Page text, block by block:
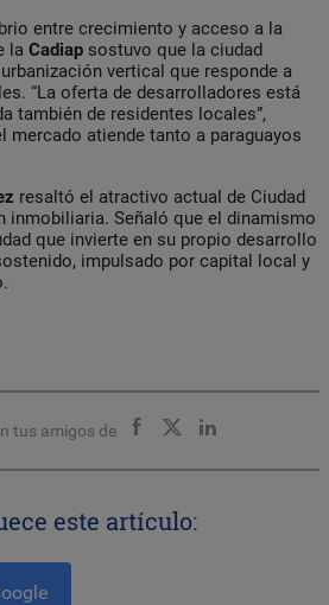
entre crecimiento y acceso a la
la Cadiap sostuvo que la ciudad
vertical que responde a
“La oferta de desarrolladores está
también de residentes locales”,
mercado atiende tanto a paraguayos
resaltó el atractivo actual de Ciudad
inmobiliaria. Señaló que el dinamismo
que invierte en su propio desarrollo
impulsado por capital local y
tus amigos de
este artículo: